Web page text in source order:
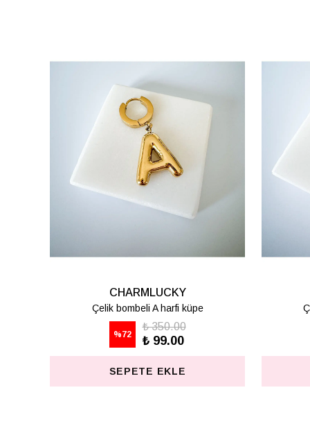
CHARMLUCKY
Çelik bombeli K harfi küpe
%72
₺ 350.00
₺ 99.00
SEPETE EKLE